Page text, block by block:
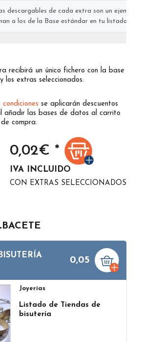
descargables de cada extra son un
a los de la Base estándar en tu listado
recibirá un único fichero con la base
extras seleccionados.
se aplicarán descuentos
añadir las bases de datos al carrito
compra.
0,02€ *
IVA INCLUIDO
CON EXTRAS SELECCIONADOS
0,05
Joyerías
Listado de Tiendas de
bisutería